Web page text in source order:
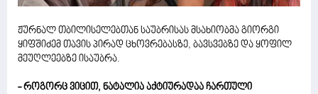
ჟურნალ თბილისელებთან საუბრისას მსახიობმა გიორგი
ყიფშიძემ თავის პირად ცხოვრებასზე, ბავსვებზე და ყოფილ
მეუღლეებზე ისაუბრა.
- როგორც ვიცით, ნატალია აქტიურადაა ჩართული